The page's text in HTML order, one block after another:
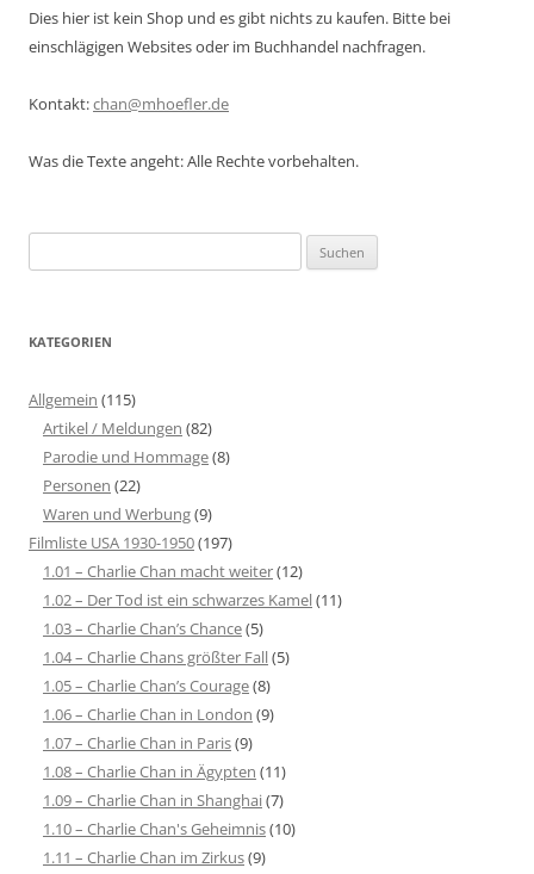
Dies hier ist kein Shop und es gibt nichts zu kaufen. Bitte bei
einschlägigen Websites oder im Buchhandel nachfragen.
Kontakt:chan@mhoefler.de
Was die Texte angeht: Alle Rechte vorbehalten.
nach:
KATEGORIEN
Allgemein (115)
Artikel / Meldungen (82)
Parodie und Hommage(8)
Personen (22)
Waren und Werbung(9)
Filmliste USA 1930-1950(197)
1.01 – Charlie Chan macht weiter(12)
1.02 – Der Tod ist ein schwarzes Kamel(11)
1.03 – Charlie Chan’s Chance(5)
1.04 – Charlie Chans größter Fall(5)
1.05 – Charlie Chan’s Courage(8)
1.06 – Charlie Chan in London (9)
1.07 – Charlie Chan in Paris(9)
1.08 – Charlie Chan in Ägypten (11)
1.09 – Charlie Chan in Shanghai(7)
1.10 – Charlie Chan's Geheimnis(10)
1.11 – Charlie Chan im Zirkus(9)